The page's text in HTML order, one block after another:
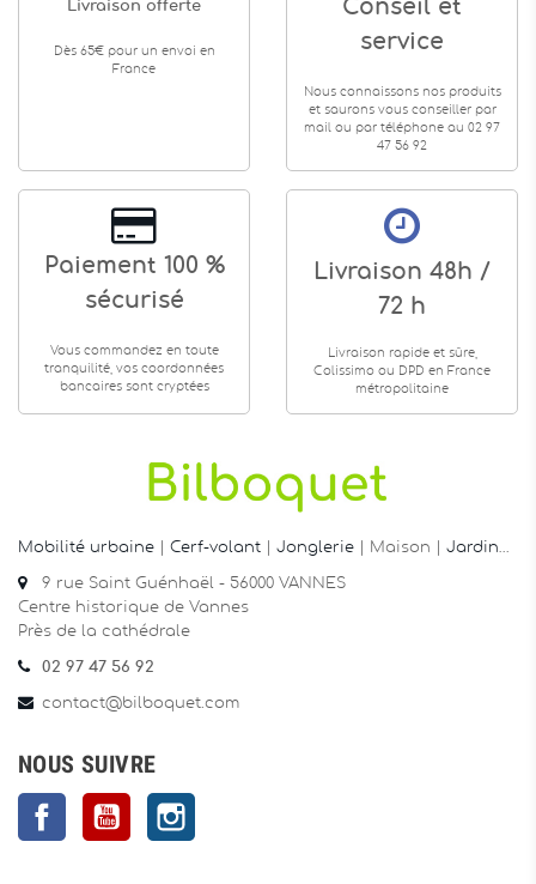
Livraison offerte
Dès 65€ pour un envoi en
France
Conseil et
service
Nous connaissons nos produits
et saurons vous conseiller par
mail ou par téléphone au 02 97
47 56 92
Paiement 100 %
sécurisé
Vous commandez en toute
tranquilité, vos coordonnées
bancaires sont cryptées
Livraison 48h /
72 h
Livraison rapide et sûre,
Colissimo ou DPD en France
métropolitaine
Mobilité urbaine Cerf-volant Jonglerie | Maison | Jardin
9 rue Saint Guénhaël - 56000 VANNES
Centre historique de Vannes
Près de la cathédrale
02 97 47 56 92
contact@bilboquet.com
NOUS SUIVRE
FacebookYouTube